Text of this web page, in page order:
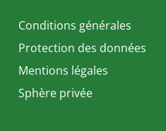
Conditions générales
Protection des données
Mentions légales
Sphère privée